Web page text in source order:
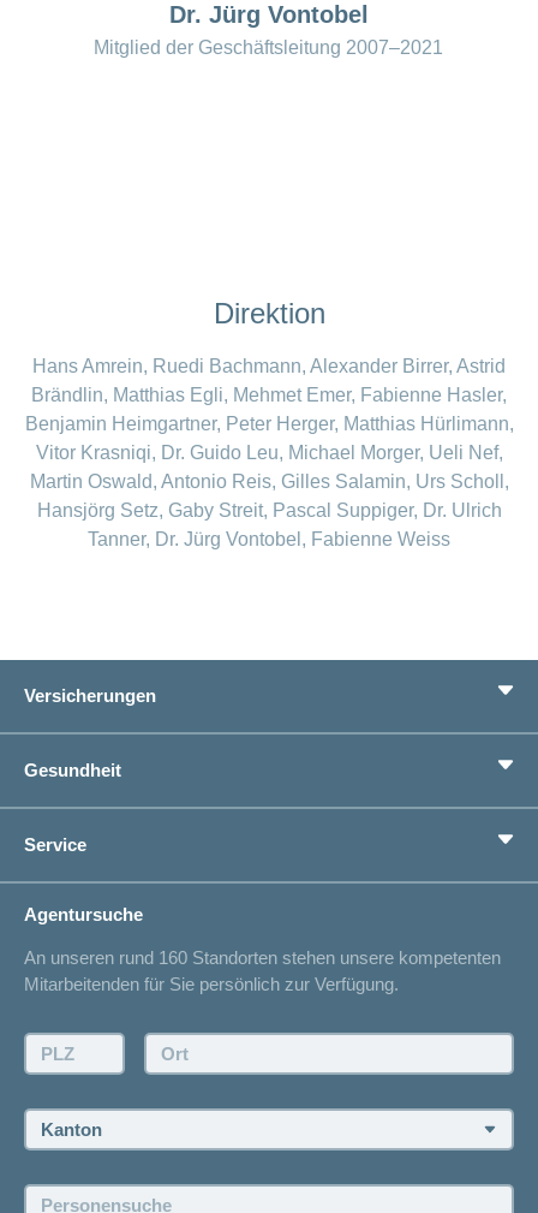
Dr. Jürg Vontobel
Mitglied der Geschäftsleitung 2007–2021
Direktion
Hans Amrein, Ruedi Bachmann, Alexander Birrer, Astrid
Brändlin, Matthias Egli, Mehmet Emer, Fabienne Hasler,
Benjamin Heimgartner, Peter Herger, Matthias Hürlimann,
Vitor Krasniqi, Dr. Guido Leu, Michael Morger, Ueli Nef,
Martin Oswald, Antonio Reis, Gilles Salamin, Urs Scholl,
Hansjörg Setz, Gaby Streit, Pascal Suppiger, Dr. Ulrich
Tanner, Dr. Jürg Vontobel, Fabienne Weiss
Versicherungen
Zusatzversicherungen
Vorsorge
Ich suche eine Versicherung für
Lebenssituation
Sparen bei der Versicherung
Gesundheit
Gesundheitskompass
concordiaMed
Service
Spitalliste
Unfallmeldung
Offertanfrage
Rückruf anfordern
Offene Stellen
Agentursuche
An unseren rund 160 Standorten stehen unsere kompetenten
Mitarbeitenden für Sie persönlich zur Verfügung.
PLZ: Ort:
Kanton:
Personensuche: